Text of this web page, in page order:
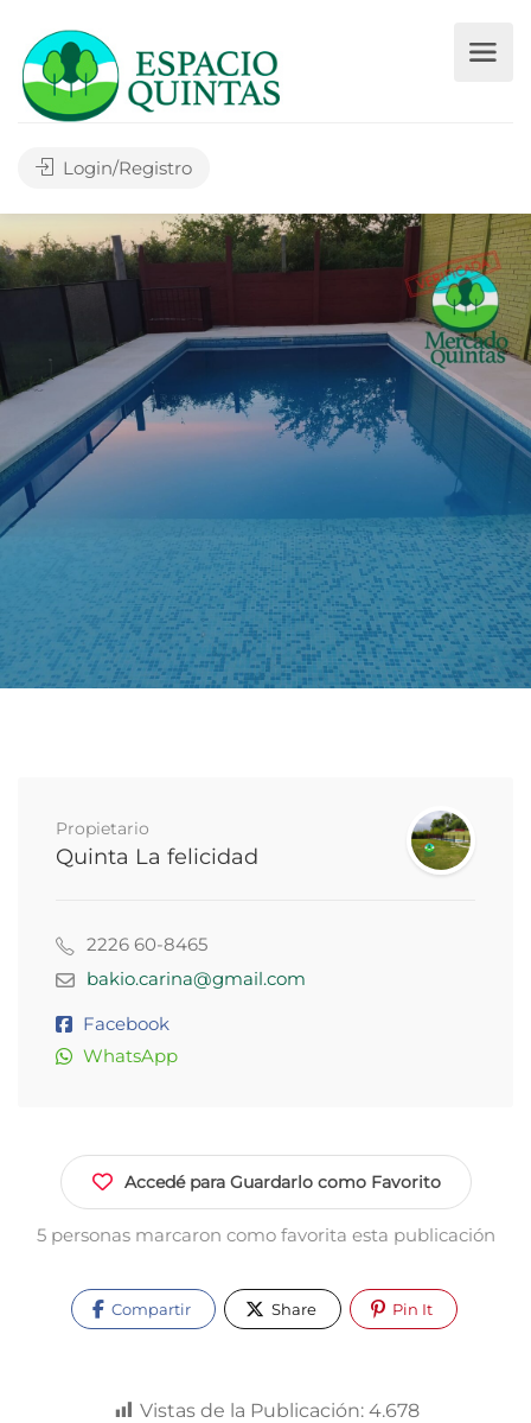
Login/Registro
Propietario
Quinta La felicidad
2226 60-8465
bakio.carina@gmail.com
Facebook
WhatsApp
Accedé para Guardarlo como Favorito
5 personas marcaron como favorita esta publicación
Compartir Share Pin It
Vistas de la Publicación: 4.678